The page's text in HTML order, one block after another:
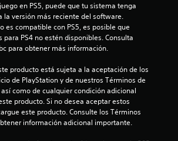
en PS5, puede que tu sistema tenga
la versión más reciente del software.
es compatible con PS5, es posible que
para PS4 no estén disponibles. Consulta
para obtener más información.
producto está sujeta a la aceptación de los
de PlayStation y de nuestros Términos de
como de cualquier condición adicional
producto. Si no desea aceptar estos
este producto. Consulte los Términos
información adicional importante.